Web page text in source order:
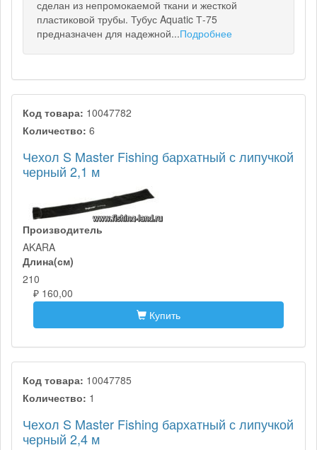
сделан из непромокаемой ткани и жесткой
пластиковой трубы. Тубус Aquatic Т-75
предназначен для надежной...Подробнее
Код товара: 10047782
Количество: 6
Чехол S Master Fishing бархатный с липучкой
черный 2,1 м
Производитель
AKARA
Длина(см)
210
₽ 160,00
Купить
Код товара: 10047785
Количество: 1
Чехол S Master Fishing бархатный с липучкой
черный 2,4 м